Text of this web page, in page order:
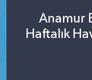
Anamur
Haftalık
Sağlık
Süper Lig Puan
Son Dakika